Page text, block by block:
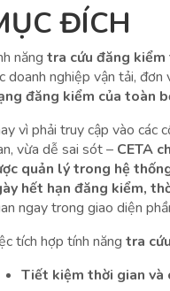
ĐÍCH
năng tra cứu đăng
doanh nghiệp vận tải,
đăng kiểm của toàn
vì phải truy cập vào các
vừa dễ sai sót – CETA
quản lý trong hệ
hết hạn đăng kiểm,
ngay trong giao diện
tích hợp tính năng tra
Tiết kiệm thời gian và